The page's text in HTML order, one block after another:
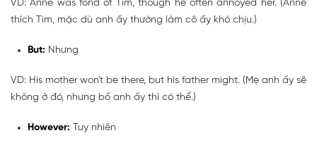
VD: Anne was fond of Tim, though he often annoyed her. (Anne
thích Tim, mặc dù anh ấy thường làm cô ấy khó chịu.)
But: Nhưng
VD: His mother won't be there, but his father might. (Mẹ anh ấy sẽ
không ở đó, nhưng bố anh ấy thì có thể.)
However: Tuy nhiên